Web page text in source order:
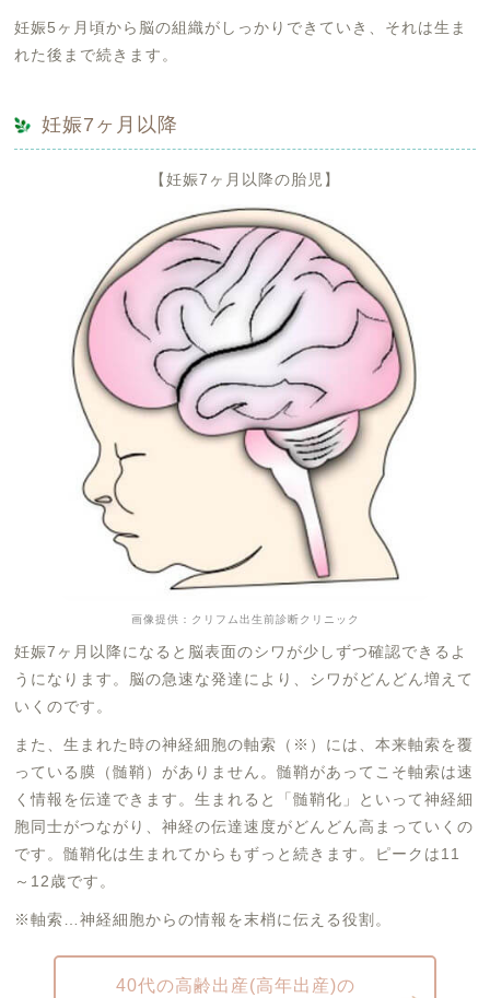
妊娠5ヶ月頃から脳の組織がしっかりできていき、それは生ま
れた後まで続きます。
妊娠7ヶ月以降
【妊娠7ヶ月以降の胎児】
画像提供：クリフム出生前診断クリニック
妊娠7ヶ月以降になると脳表面のシワが少しずつ確認できるよ
うになります。脳の急速な発達により、シワがどんどん増えて
いくのです。
また、生まれた時の神経細胞の軸索（※）には、本来軸索を覆
っている膜（髄鞘）がありません。髄鞘があってこそ軸索は速
く情報を伝達できます。生まれると「髄鞘化」といって神経細
胞同士がつながり、神経の伝達速度がどんどん高まっていくの
です。髄鞘化は生まれてからもずっと続きます。ピークは11
～12歳です。
※軸索…神経細胞からの情報を末梢に伝える役割。
40代の高齢出産(高年出産)の